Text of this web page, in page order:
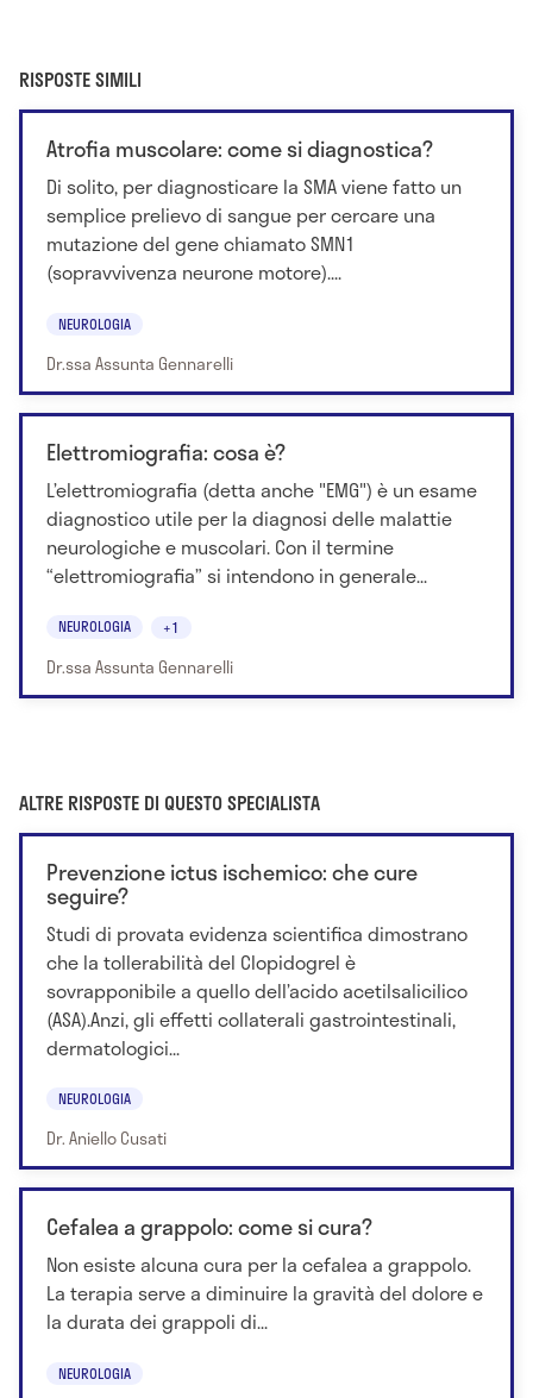
RISPOSTE SIMILI
Atrofia muscolare: come si diagnostica?
Di solito, per diagnosticare la SMA viene fatto un
semplice prelievo di sangue per cercare una
mutazione del gene chiamato SMN1
(sopravvivenza neurone motore)....
NEUROLOGIA
Dr.ssa Assunta Gennarelli
Elettromiografia: cosa è?
L’elettromiografia (detta anche "EMG") è un esame
diagnostico utile per la diagnosi delle malattie
neurologiche e muscolari. Con il termine
“elettromiografia” si intendono in generale...
NEUROLOGIA +1
Dr.ssa Assunta Gennarelli
ALTRE RISPOSTE DI QUESTO SPECIALISTA
Prevenzione ictus ischemico: che cure
seguire?
Studi di provata evidenza scientifica dimostrano
che la tollerabilità del Clopidogrel è
sovrapponibile a quello dell’acido acetilsalicilico
(ASA).Anzi, gli effetti collaterali gastrointestinali,
dermatologici...
NEUROLOGIA
Dr. Aniello Cusati
Cefalea a grappolo: come si cura?
Non esiste alcuna cura per la cefalea a grappolo.
La terapia serve a diminuire la gravità del dolore e
la durata dei grappoli di...
NEUROLOGIA